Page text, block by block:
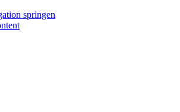
springen